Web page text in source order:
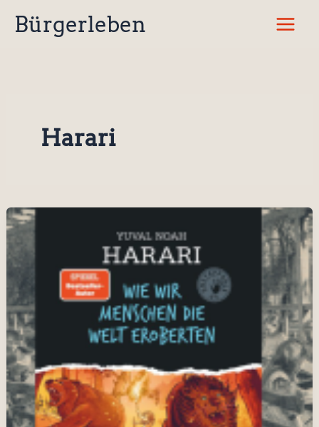
InhaltBürgerleben
Harari